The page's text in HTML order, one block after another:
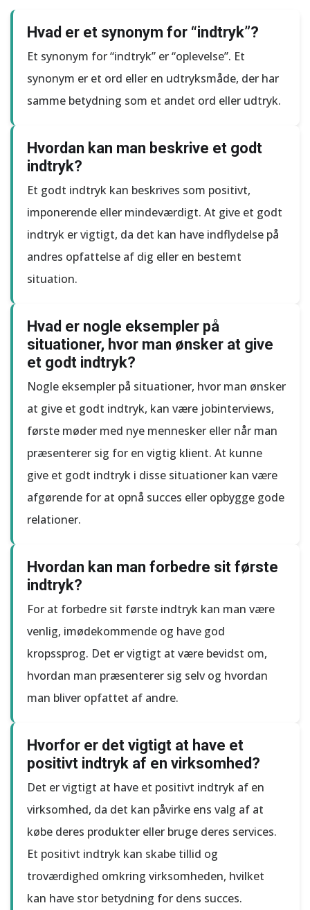
Hvad er et synonym for “indtryk”?
Et synonym for “indtryk” er “oplevelse”. Et
synonym er et ord eller en udtryksmåde, der har
samme betydning som et andet ord eller udtryk.
Hvordan kan man beskrive et godt
indtryk?
Et godt indtryk kan beskrives som positivt,
imponerende eller mindeværdigt. At give et godt
indtryk er vigtigt, da det kan have indflydelse på
andres opfattelse af dig eller en bestemt
situation.
Hvad er nogle eksempler på
situationer, hvor man ønsker at give
et godt indtryk?
Nogle eksempler på situationer, hvor man ønsker
at give et godt indtryk, kan være jobinterviews,
første møder med nye mennesker eller når man
præsenterer sig for en vigtig klient. At kunne
give et godt indtryk i disse situationer kan være
afgørende for at opnå succes eller opbygge gode
relationer.
Hvordan kan man forbedre sit første
indtryk?
For at forbedre sit første indtryk kan man være
venlig, imødekommende og have god
kropssprog. Det er vigtigt at være bevidst om,
hvordan man præsenterer sig selv og hvordan
man bliver opfattet af andre.
Hvorfor er det vigtigt at have et
positivt indtryk af en virksomhed?
Det er vigtigt at have et positivt indtryk af en
virksomhed, da det kan påvirke ens valg af at
købe deres produkter eller bruge deres services.
Et positivt indtryk kan skabe tillid og
troværdighed omkring virksomheden, hvilket
kan have stor betydning for dens succes.